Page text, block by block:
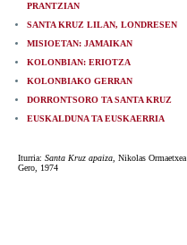
PRANTZIAN
SANTA KRUZ LILAN, LONDRESEN
MISIOETAN: JAMAIKAN
KOLONBIAN: ERIOTZA
KOLONBIAKO GERRAN
DORRONTSORO TA SANTA KRUZ
EUSKALDUNA TA EUSKAERRIA
Iturria: Santa Kruz apaiza , Nikolas Ormaetxea
Gero, 1974